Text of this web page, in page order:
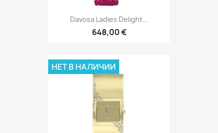
Davosa Ladies Delight...
648,00 €
НЕТ В НАЛИЧИИ